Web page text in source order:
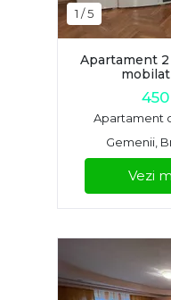
1 /5
Apartament 2
Apartament
Gemenii,
Vezi